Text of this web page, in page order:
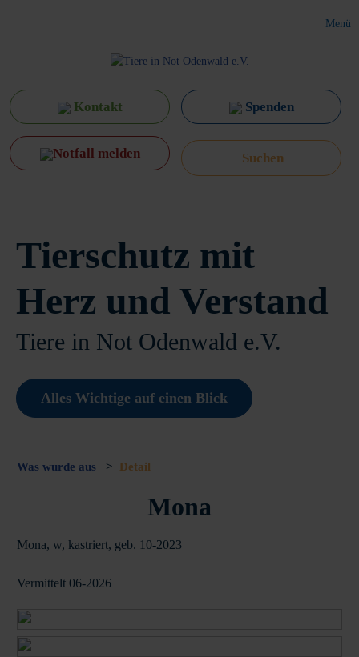
Menü
Kontakt Spenden
Notfall melden
Tierschutz mit
Herz und Verstand
Tiere in Not Odenwald e.V.
Alles Wichtige auf einen Blick
Was wurde aus > Detail
Mona
Mona, w, kastriert, geb. 10-2023
Vermittelt 06-2026